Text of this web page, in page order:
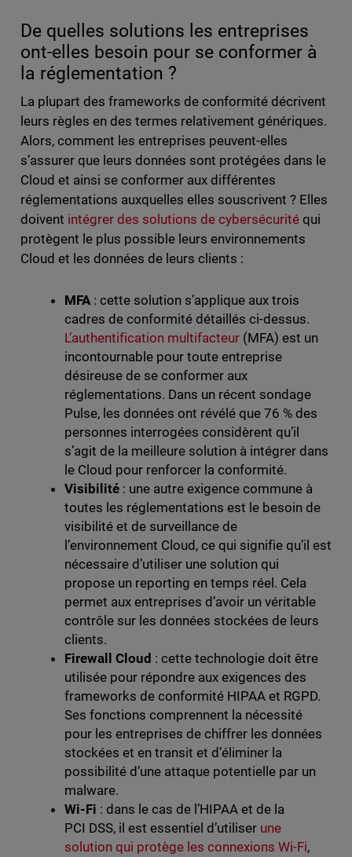
De quelles solutions les entreprises
ont-elles besoin pour se conformer à
la réglementation ?
La plupart des frameworks de conformité décrivent
leurs règles en des termes relativement génériques.
Alors, comment les entreprises peuvent-elles
s’assurer que leurs données sont protégées dans le
Cloud et ainsi se conformer aux différentes
réglementations auxquelles elles souscrivent ? Elles
doivent intégrer des solutions de cybersécurité qui
protègent le plus possible leurs environnements
Cloud et les données de leurs clients :
MFA : cette solution s’applique aux trois
cadres de conformité détaillés ci-dessus.
L’authentification multifacteur (MFA) est un
incontournable pour toute entreprise
désireuse de se conformer aux
réglementations. Dans un récent sondage
Pulse, les données ont révélé que 76 % des
personnes interrogées considèrent qu’il
s’agit de la meilleure solution à intégrer dans
le Cloud pour renforcer la conformité.
Visibilité : une autre exigence commune à
toutes les réglementations est le besoin de
visibilité et de surveillance de
l’environnement Cloud, ce qui signifie qu’il est
nécessaire d’utiliser une solution qui
propose un reporting en temps réel. Cela
permet aux entreprises d’avoir un véritable
contrôle sur les données stockées de leurs
clients.
Firewall Cloud : cette technologie doit être
utilisée pour répondre aux exigences des
frameworks de conformité HIPAA et RGPD.
Ses fonctions comprennent la nécessité
pour les entreprises de chiffrer les données
stockées et en transit et d’éliminer la
possibilité d’une attaque potentielle par un
malware.
Wi-Fi : dans le cas de l’HIPAA et de la
PCI DSS, il est essentiel d’utiliser une
solution qui protège les connexions Wi-Fi,